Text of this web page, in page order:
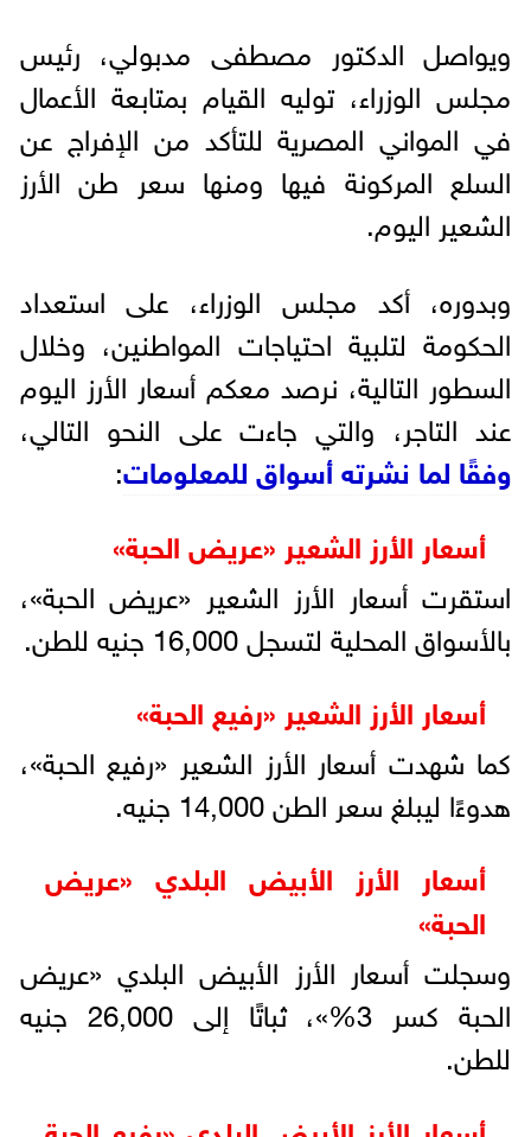
ويواصل الدكتور مصطفى مدبولي، رئيس
مجلس الوزراء، توليه القيام بمتابعة الأعمال
في المواني المصرية للتأكد من الإفراج عن
السلع المركونة فيها ومنها سعر طن الأرز
الشعير اليوم.
وبدوره، أكد مجلس الوزراء، على استعداد
الحكومة لتلبية احتياجات المواطنين، وخلال
السطور التالية، نرصد معكم أسعار الأرز اليوم
عند التاجر، والتي جاءت على النحو التالي،
وفقًا لما نشرته أسواق للمعلومات:
أسعار الأرز الشعير «عريض الحبة»
استقرت أسعار الأرز الشعير «عريض الحبة»،
بالأسواق المحلية لتسجل 16,000 جنيه للطن.
أسعار الأرز الشعير «رفيع الحبة»
كما شهدت أسعار الأرز الشعير «رفيع الحبة»،
هدوءًا ليبلغ سعر الطن 14,000 جنيه.
أسعار الأرز الأبيض البلدي «عريض
الحبة»
وسجلت أسعار الأرز الأبيض البلدي «عريض
الحبة كسر 3%»، ثباتًا إلى 26,000 جنيه
للطن.